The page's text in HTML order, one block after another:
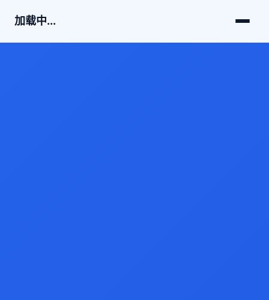
加载中...